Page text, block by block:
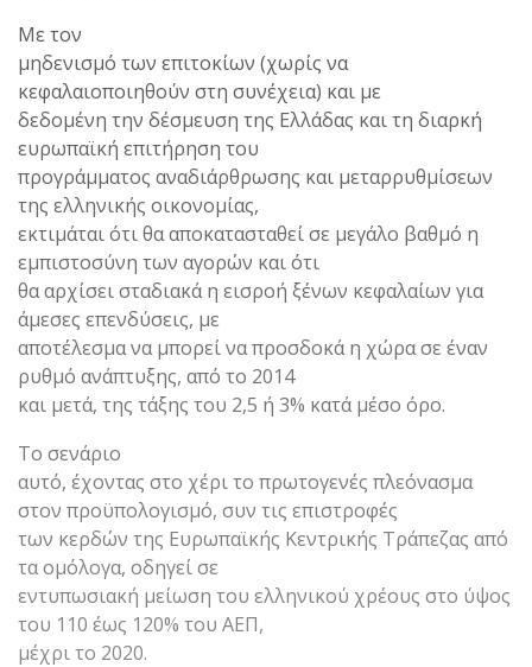
Με τον
μηδενισμό των επιτοκίων (χωρίς να
κεφαλαιοποιηθούν στη συνέχεια) και με
δεδομένη την δέσμευση της Ελλάδας και τη διαρκή
ευρωπαϊκή επιτήρηση του
προγράμματος αναδιάρθρωσης και μεταρρυθμίσεων
της ελληνικής οικονομίας,
εκτιμάται ότι θα αποκατασταθεί σε μεγάλο βαθμό η
εμπιστοσύνη των αγορών και ότι
θα αρχίσει σταδιακά η εισροή ξένων κεφαλαίων για
άμεσες επενδύσεις, με
αποτέλεσμα να μπορεί να προσδοκά η χώρα σε έναν
ρυθμό ανάπτυξης, από το 2014
και μετά, της τάξης του 2,5 ή 3% κατά μέσο όρο.
Το σενάριο
αυτό, έχοντας στο χέρι το πρωτογενές πλεόνασμα
στον προϋπολογισμό, συν τις επιστροφές
των κερδών της Ευρωπαϊκής Κεντρικής Τράπεζας από
τα ομόλογα, οδηγεί σε
εντυπωσιακή μείωση του ελληνικού χρέους στο ύψος
του 110 έως 120% του ΑΕΠ,
μέχρι το 2020.